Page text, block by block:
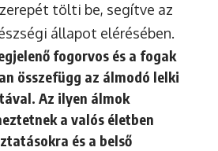
tölti be, segítve az
állapot elérésében.
fogorvos és a fogak
összefügg az álmodó lelki
Az ilyen álmok
a valós életben
és a belső